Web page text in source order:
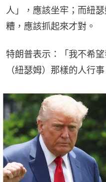
人」，應該坐牢；而紐
糟，應該抓起來才對。
特朗普表示：「我不希
（紐瑟姆）那樣的人行